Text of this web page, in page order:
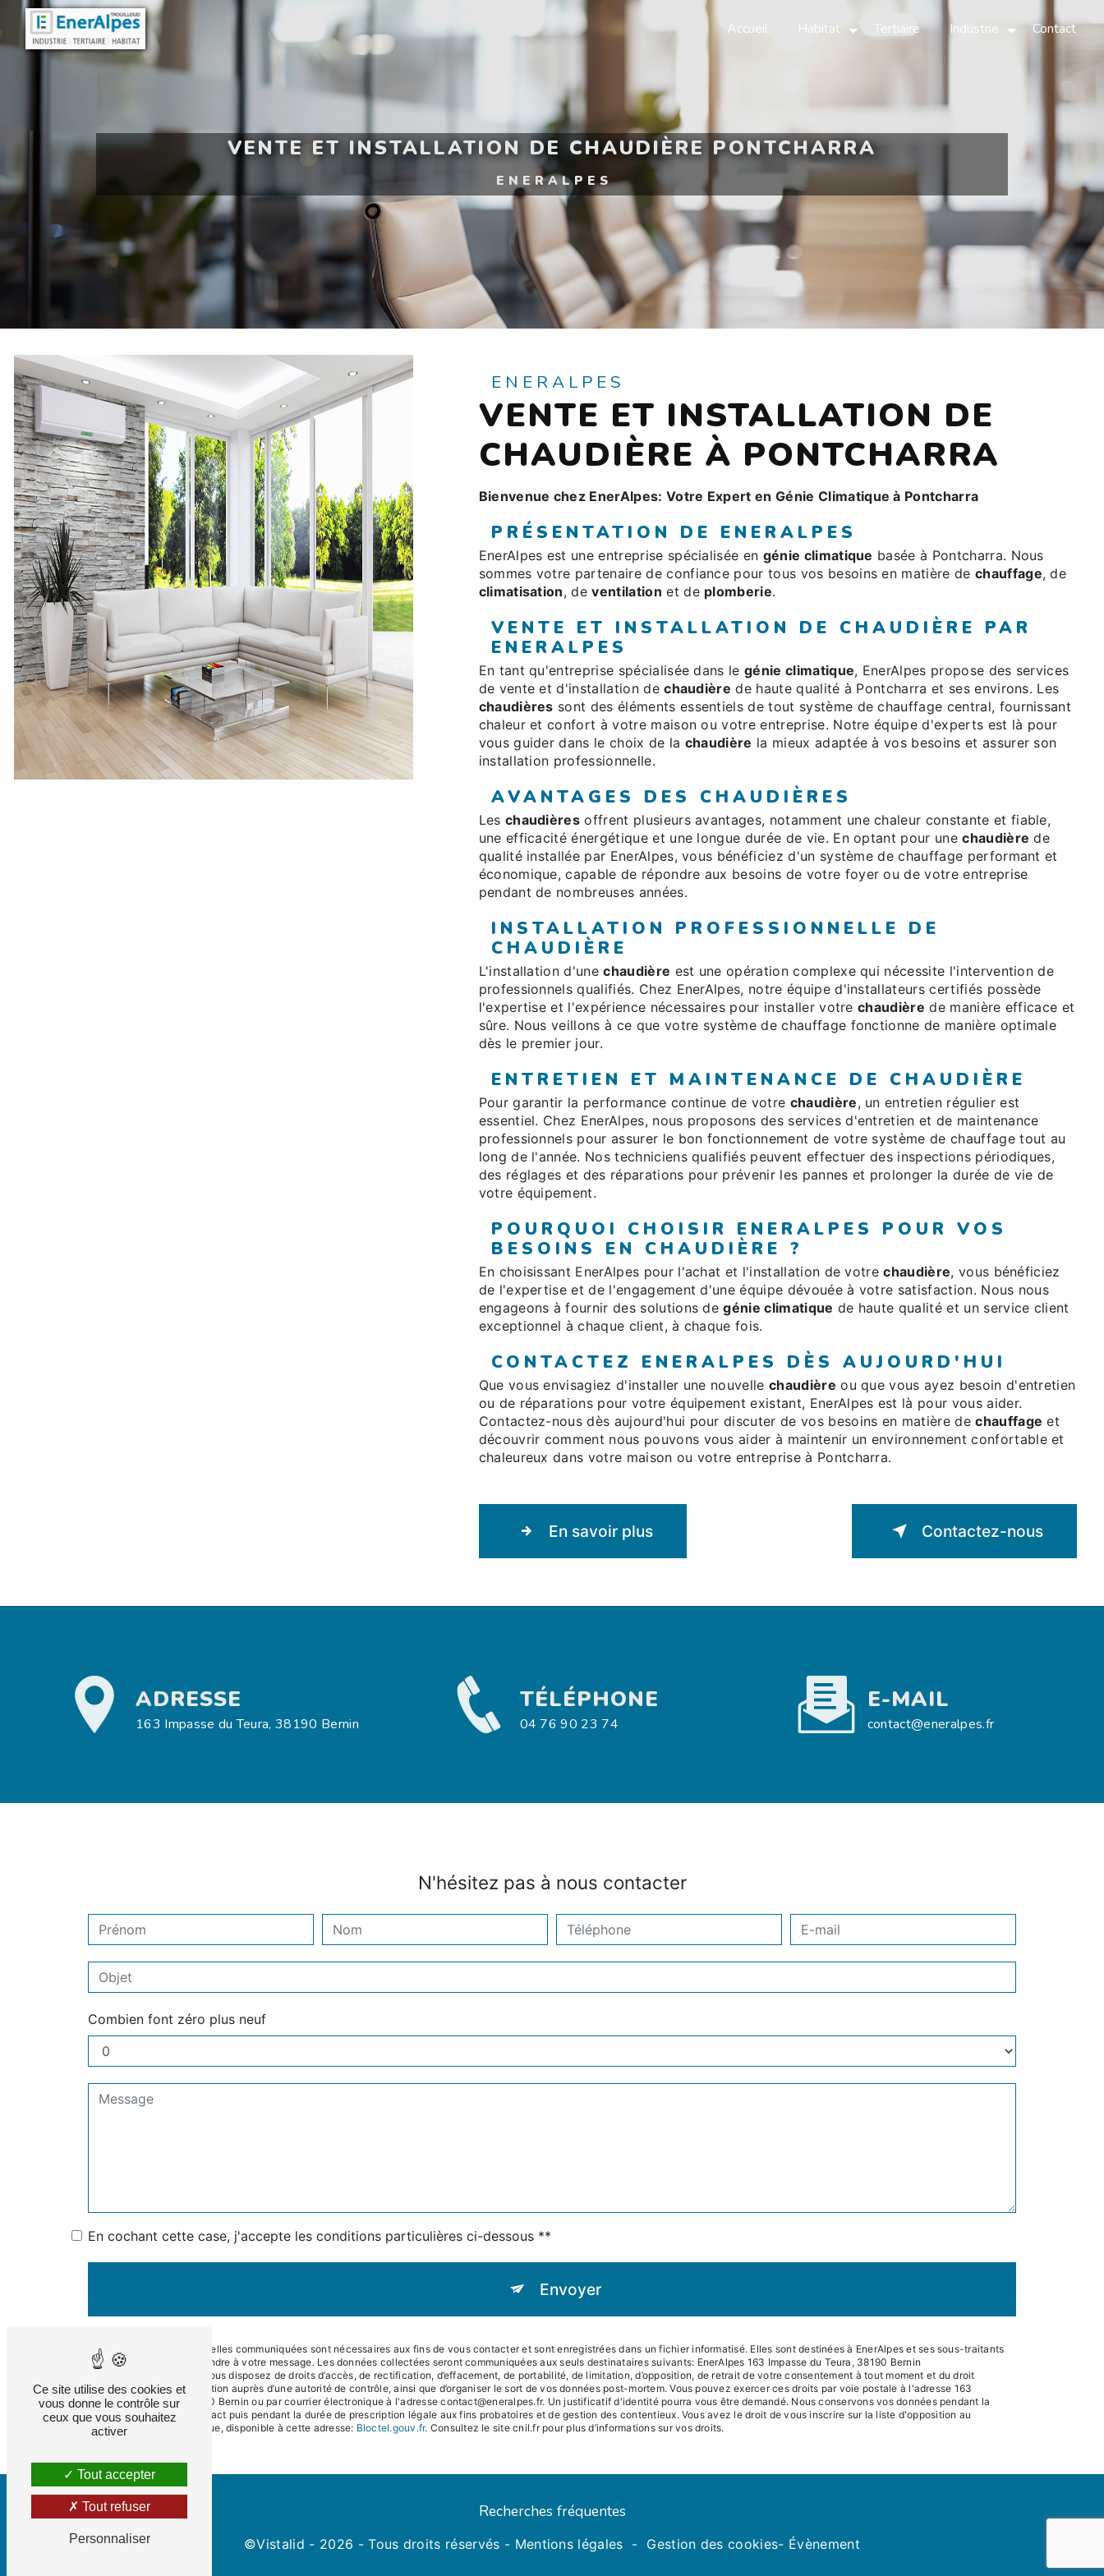
Accueil Habitat Tertiaire Industrie Contact
VENTE ET INSTALLATION DE CHAUDIÈRE PONTCHARRA
ENERALPES
ENERALPES
VENTE ET INSTALLATION DE
CHAUDIÈRE À PONTCHARRA
Bienvenue chez EnerAlpes: Votre Expert en Génie Climatique à Pontcharra
PRÉSENTATION DE ENERALPES
EnerAlpes est une entreprise spécialisée en génie climatique basée à Pontcharra. Nous
sommes votre partenaire de confiance pour tous vos besoins en matière de chauffage, de
climatisation, deventilation et de plomberie.
VENTE ET INSTALLATION DE CHAUDIÈRE PAR
ENERALPES
En tant qu'entreprise spécialisée dans legénie climatique, EnerAlpes propose des services
de vente et d'installation dechaudière de haute qualité à Pontcharra et ses environs. Les
chaudières sont des éléments essentiels de tout système de chauffage central, fournissant
chaleur et confort à votre maison ou votre entreprise. Notre équipe d'experts est là pour
vous guider dans le choix de la chaudière la mieux adaptée à vos besoins et assurer son
installation professionnelle.
AVANTAGES DES CHAUDIÈRES
Les chaudières offrent plusieurs avantages, notamment une chaleur constante et fiable,
une efficacité énergétique et une longue durée de vie. En optant pour unechaudière de
qualité installée par EnerAlpes, vous bénéficiez d'un système de chauffage performant et
économique, capable de répondre aux besoins de votre foyer ou de votre entreprise
pendant de nombreuses années.
INSTALLATION PROFESSIONNELLE DE
CHAUDIÈRE
L'installation d'unechaudière est une opération complexe qui nécessite l'intervention de
professionnels qualifiés. Chez EnerAlpes, notre équipe d'installateurs certifiés possède
l'expertise et l'expérience nécessaires pour installer votrechaudière de manière efficace et
sûre. Nous veillons à ce que votre système de chauffage fonctionne de manière optimale
dès le premier jour.
ENTRETIEN ET MAINTENANCE DE CHAUDIÈRE
Pour garantir la performance continue de votre chaudière, un entretien régulier est
essentiel. Chez EnerAlpes, nous proposons des services d'entretien et de maintenance
professionnels pour assurer le bon fonctionnement de votre système de chauffage tout au
long de l'année. Nos techniciens qualifiés peuvent effectuer des inspections périodiques,
des réglages et des réparations pour prévenir les pannes et prolonger la durée de vie de
votre équipement.
POURQUOI CHOISIR ENERALPES POUR VOS
BESOINS EN CHAUDIÈRE ?
En choisissant EnerAlpes pour l'achat et l'installation de votrechaudière, vous bénéficiez
de l'expertise et de l'engagement d'une équipe dévouée à votre satisfaction. Nous nous
engageons à fournir des solutions degénie climatique de haute qualité et un service client
exceptionnel à chaque client, à chaque fois.
CONTACTEZ ENERALPES DÈS AUJOURD'HUI
Que vous envisagiez d'installer une nouvelle chaudière ou que vous ayez besoin d'entretien
ou de réparations pour votre équipement existant, EnerAlpes est là pour vous aider.
Contactez-nous dès aujourd'hui pour discuter de vos besoins en matière dechauffage et
découvrir comment nous pouvons vous aider à maintenir un environnement confortable et
chaleureux dans votre maison ou votre entreprise à Pontcharra.
En savoir plus Contactez-nous
ADRESSE
163 Impasse du Teura, 38190 Bernin
TÉLÉPHONE
04 76 90 23 74
E-MAIL
contact@eneralpes.fr
N'hésitez pas à nous contacter
Combien font zéro plus neuf
En cochant cette case, j'accepte les conditions particulières ci-dessous **
Envoyer
** Les données personnelles communiquées sont nécessaires aux fins de vous contacter et sont enregistrées dans un fichier informatisé. Elles sont destinées à EnerAlpes et ses sous-traitants
dans le seul but de répondre à votre message. Les données collectées seront communiquées aux seuls destinataires suivants: EnerAlpes 163 Impasse du Teura, 38190 Bernin
contact@eneralpes.fr. Vous disposez de droits d’accès, de rectification, d’effacement, de portabilité, de limitation, d’opposition, de retrait de votre consentement à tout moment et du droit
d’introduire une réclamation auprès d’une autorité de contrôle, ainsi que d’organiser le sort de vos données post-mortem. Vous pouvez exercer ces droits par voie postale à l'adresse 163
Impasse du Teura, 38190 Bernin ou par courrier électronique à l'adresse contact@eneralpes.fr. Un justificatif d'identité pourra vous être demandé. Nous conservons vos données pendant la
période de prise de contact puis pendant la durée de prescription légale aux fins probatoires et de gestion des contentieux. Vous avez le droit de vous inscrire sur la liste d'opposition au
démarchage téléphonique, disponible à cette adresse: Bloctel.gouv.fr. Consultez le site cnil.fr pour plus d’informations sur vos droits.
Recherches fréquentes
©Vistalid - 2026 - Tous droits réservés - Mentions légales - Gestion des cookies- Évènement
Panneau de gestion des cookies
Ce site utilise des cookies et
vous donne le contrôle sur
ceux que vous souhaitez
activer
Tout accepter
Tout refuser
Personnaliser